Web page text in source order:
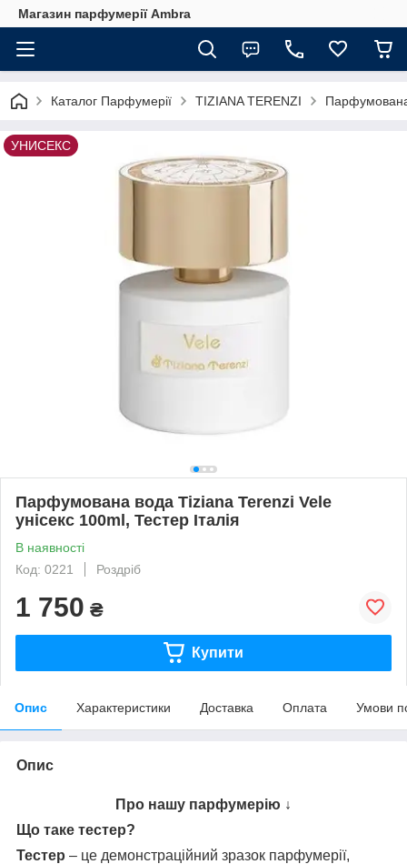
Магазин парфумерії Ambra
Каталог Парфумерії TIZIANA TERENZI Парфумована
УНИСЕКС
Парфумована вода Tiziana Terenzi Vele
унісекс 100ml, Тестер Італія
В наявності
Код: 0221
Роздріб
1 750 ₴
Купити
Опис Характеристики Доставка Оплата Умови
Опис
Про нашу парфумерію ↓
Що таке тестер?
Тестер – це демонстраційний зразок парфумерії,